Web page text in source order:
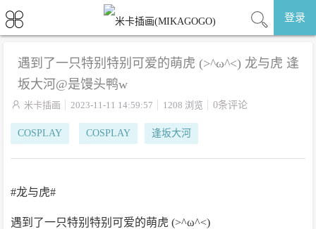
登录
遇到了一只特别特别可爱的萌虎 (>^ω^<) 龙与虎 逢
坂大河@是馒头鸭w
 米卡插画 2023-11-11 14:59:57 1208 浏览 0条评论
COSPLAY COSPLAY 逢坂大河
#龙与虎#
遇到了一只特别特别可爱的萌虎 (>^ω^<)